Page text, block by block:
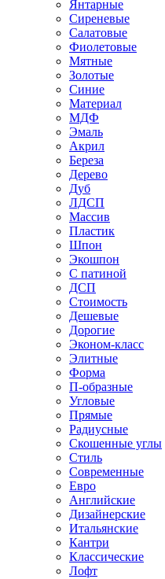
Янтарные
Сиреневые
Салатовые
Фиолетовые
Мятные
Золотые
Синие
Материал
МДФ
Эмаль
Акрил
Береза
Дерево
Дуб
ЛДСП
Массив
Пластик
Шпон
Экошпон
С патиной
ДСП
Стоимость
Дешевые
Дорогие
Эконом-класс
Элитные
Форма
П-образные
Угловые
Прямые
Радиусные
Скошенные углы
Стиль
Современные
Евро
Английские
Дизайнерские
Итальянские
Кантри
Классические
Лофт